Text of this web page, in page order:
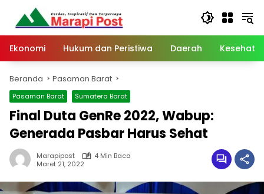
Langsung
konten
Ekonomi
Hukum dan Peristiwa Daerah
Beranda Pasaman Barat
Pasaman Barat Sumatera Barat
Final Duta GenRe 2022, Wabup:
Generada Pasbar Harus Sehat
Marapipost
4 Min Baca
Maret 21, 2022